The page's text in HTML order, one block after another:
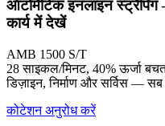
ऑटोमैटिक इनलाइन
कार्य मेंदेखें
AMB 1500 S/T
28 साइकल/मिनट, 40% ऊर्जा
डिज़ाइन, निर्माण और सर्विस —
कोटेशन अनुरोध करें